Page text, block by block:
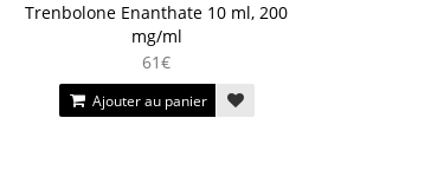
Trenbolone Enanthate 10 ml, 200
mg/ml
61€
Ajouter au panier